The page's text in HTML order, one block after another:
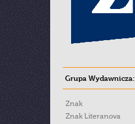
Grupa Wydawnicza:
Znak
Znak Literanova